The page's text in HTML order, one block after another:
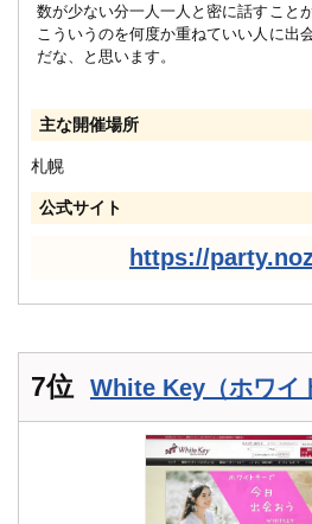
数が少ない分一人一人と密に話すこと
こういうのを何度か重ねていい人に出
だな、と思います。
主な開催場所
札幌
公式サイト
https://
7位 White Key（ホワイ